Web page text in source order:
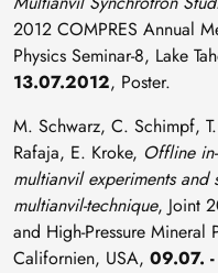
2012 COMPRES Annual
Physics Seminar-8, Lake
13.07.2012, Poster.
M. Schwarz, C. Schimpf,
Rafaja, E. Kroke, Offline
multianvil experiments and
multianvil-technique, Joint
and High-Pressure Mineral
Californien, USA, 09.07.